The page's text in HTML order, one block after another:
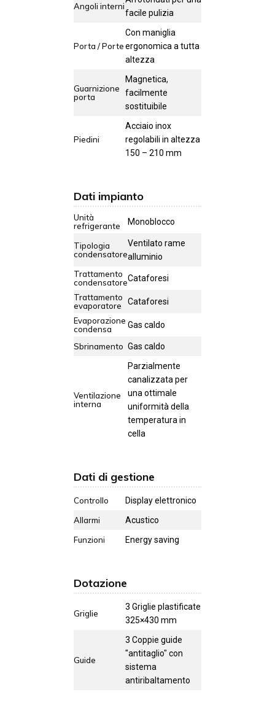
Angoli interni
facile pulizia
Porta / Porte
Con maniglia
ergonomica a tutta
altezza
Guarnizione
porta
Magnetica,
facilmente
sostituibile
Piedini
Acciaio inox
regolabili in altezza
150 – 210 mm
Dati impianto
Unità
refrigerante
Monoblocco
Tipologia
condensatore
Ventilato rame
alluminio
Trattamento
condensatoreCataforesi
Trattamento
evaporatore
Cataforesi
Evaporazione
condensa
Gas caldo
Sbrinamento Gas caldo
Ventilazione
interna
Parzialmente
canalizzata per
una ottimale
uniformità della
temperatura in
cella
Dati di gestione
Controllo
Display elettronico
Allarmi
Acustico
Funzioni
Energy saving
Dotazione
Griglie
3 Griglie plastificate
325×430 mm
Guide
3 Coppie guide
"antitaglio" con
sistema
antiribaltamento